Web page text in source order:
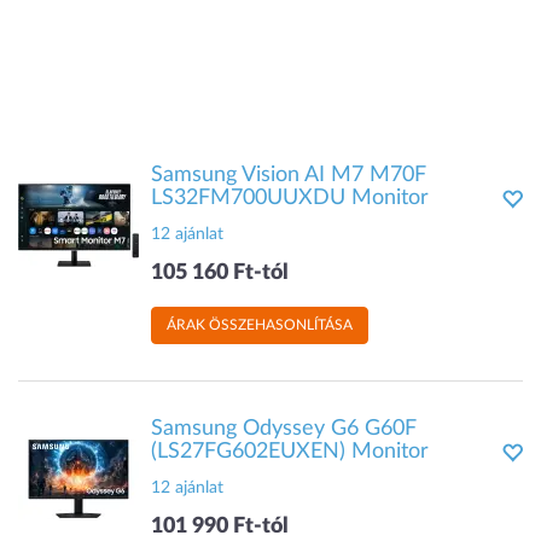
Samsung Vision AI M7 M70F
LS32FM700UUXDU Monitor
12 ajánlat
105 160 Ft-tól
ÁRAK ÖSSZEHASONLÍTÁSA
Samsung Odyssey G6 G60F
(LS27FG602EUXEN) Monitor
12 ajánlat
101 990 Ft-tól